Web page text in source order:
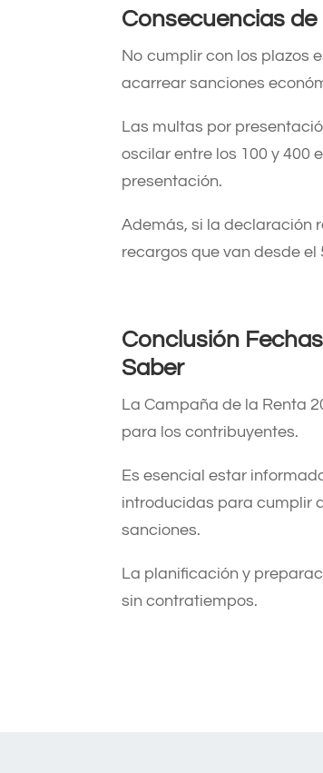
Consecuencias
No cumplir con los plazos
acarrear sanciones
Las multas por
oscilar entre los 100 y 400
presentación.
Además, si la declaración
recargos que van desde el
Conclusión
Saber
La Campaña de la Renta
para los contribuyentes.
Es esencial estar
introducidas para cumplir
sanciones.
La planificación y
sin contratiempos.